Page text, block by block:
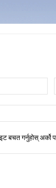
बचत गर्नुहोस् अर्को